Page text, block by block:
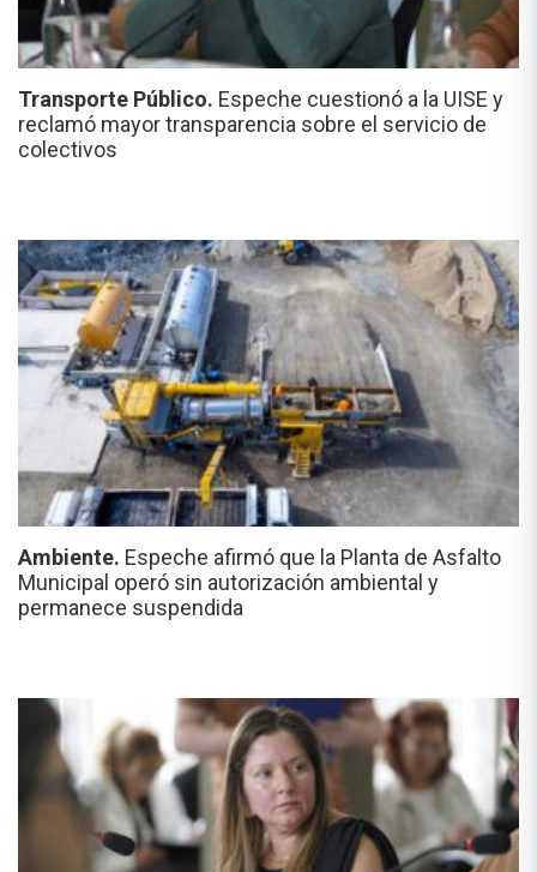
Transporte Público. Espeche cuestionó a la UISE y
reclamó mayor transparencia sobre el servicio de
colectivos
Ambiente. Espeche afirmó que la Planta de Asfalto
Municipal operó sin autorización ambiental y
permanece suspendida